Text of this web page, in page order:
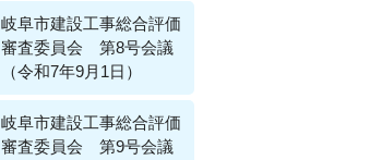
岐阜市建設工事総合評価
審査委員会 第8号会議
（令和7年9月1日）
岐阜市建設工事総合評価
審査委員会 第9号会議